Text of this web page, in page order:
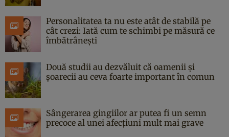
Personalitatea ta nu este atât de stabilă pe
cât crezi: Iată cum te schimbi pe măsură ce
îmbătrânești
Două studii au dezvăluit că oamenii și
șoarecii au ceva foarte important în comun
Sângerarea gingiilor ar putea fi un semn
precoce al unei afecțiuni mult mai grave